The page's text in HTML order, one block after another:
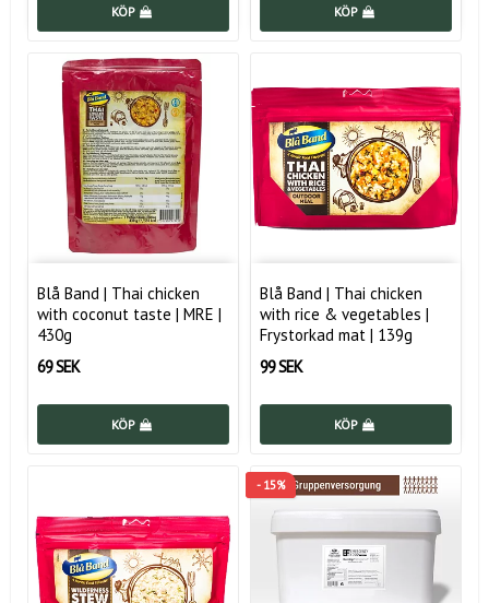
KÖP KÖP
Blå Band | Thai chicken
with coconut taste | MRE |
430g
69 SEK
KÖP
Blå Band | Thai chicken
with rice & vegetables |
Frystorkad mat | 139g
99 SEK
KÖP
- 15%